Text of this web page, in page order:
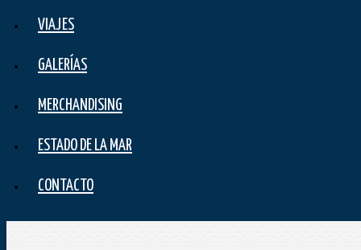
VIAJES
GALERÍAS
MERCHANDISING
ESTADO DE LA MAR
CONTACTO